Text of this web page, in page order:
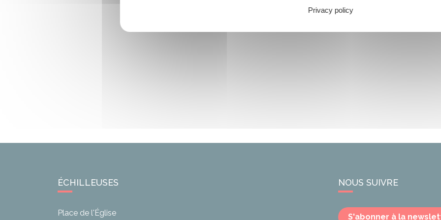
ÉCHILLEUSES
Place de l'Église
NOUS SUIVRE
S'abonner à la
Privacy policy